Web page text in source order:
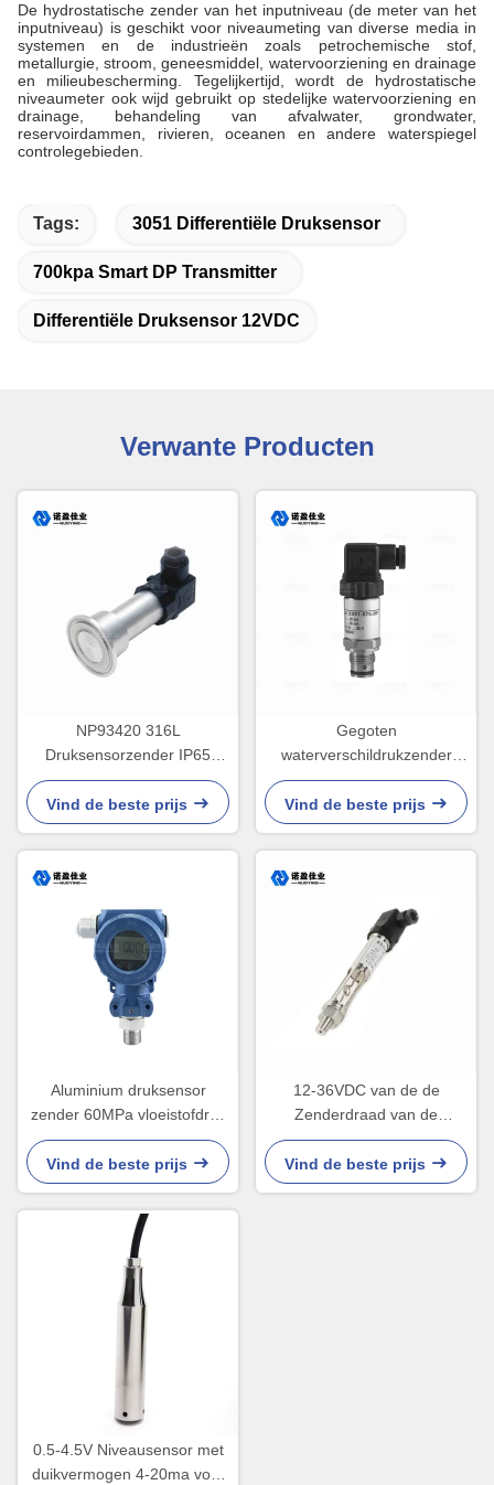
De hydrostatische zender van het inputniveau (de meter van het
inputniveau) is geschikt voor niveaumeting van diverse media in
systemen en de industrieën zoals petrochemische stof,
metallurgie, stroom, geneesmiddel, watervoorziening en drainage
en milieubescherming. Tegelijkertijd, wordt de hydrostatische
niveaumeter ook wijd gebruikt op stedelijke watervoorziening en
drainage, behandeling van afvalwater, grondwater,
reservoirdammen, rivieren, oceanen en andere waterspiegel
controlegebieden.
Tags: 3051 Differentiële Druksensor
700kpa Smart DP Transmitter
Differentiële Druksensor 12VDC
Verwante Producten
NP93420 316L
Druksensorzender IP65
Druktransmitter voor
vloeibaar gas
Vind de beste prijs
Gegoten
waterverschildrukzender
24VDC Hoge gevoeligheid
Vind de beste prijs
Aluminium druksensor
zender 60MPa vloeistofdruk
zender
Vind de beste prijs
12-36VDC van de de
Zenderdraad van de
druksensor Sensor de Op
hoge temperatuur van de de
Flensdruk
Vind de beste prijs
0.5-4.5V Niveausensor met
duikvermogen 4-20ma voor